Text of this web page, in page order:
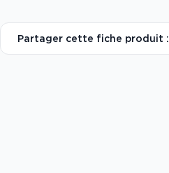
Partager cette fiche produit :